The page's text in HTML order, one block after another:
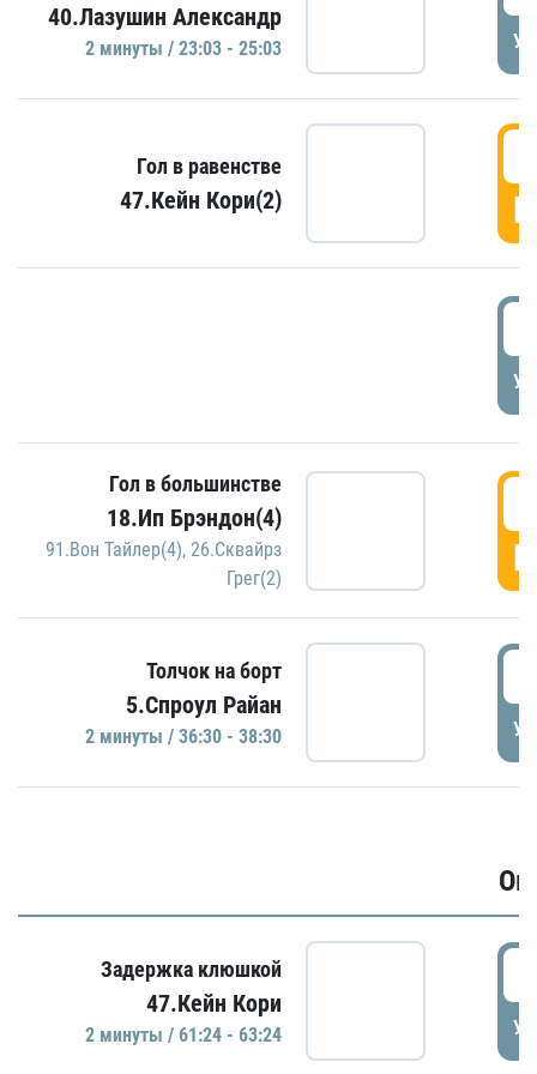
40.Лазушин Александр
2 минуты / 23:03 - 25:03
Гол в равенстве
47.Кейн Кори(2)
Гол в большинстве
18.Ип Брэндон(4)
91.Вон Тайлер(4), 26.Сквайрз
Грег(2)
Толчок на борт
5.Спроул Райан
2 минуты / 36:30 - 38:30
Задержка клюшкой
47.Кейн Кори
2 минуты / 61:24 - 63:24